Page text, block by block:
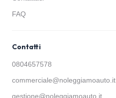
FAQ
Contatti
0804657578
commerciale@noleggiamoauto.it
gestione@noleggiamoauto.it